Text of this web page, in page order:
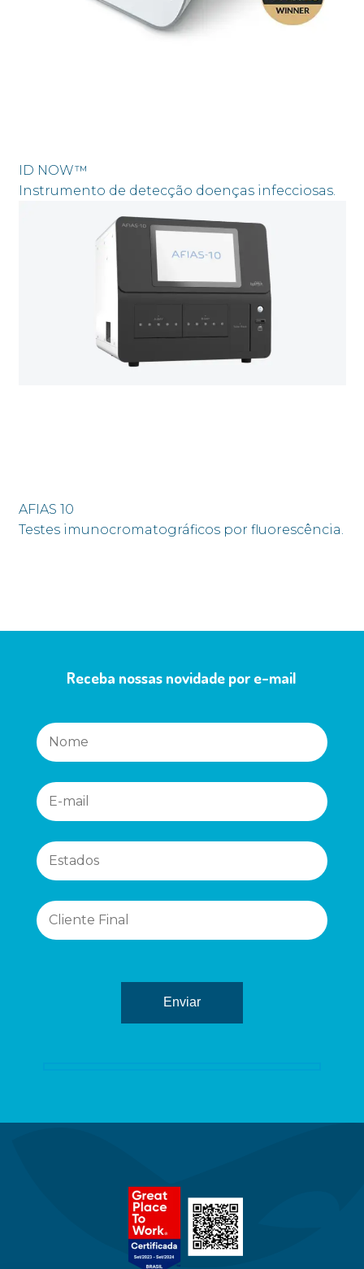
ID NOW™
Instrumento de detecção doenças infecciosas.
AFIAS 10
Testes imunocromatográficos por fluorescência.
Receba nossas novidade por e-mail